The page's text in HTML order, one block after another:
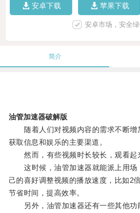
安卓下载 苹果下载
安卓市场，安全
简介
油管加速器破解版
随着人们对视频内容的需求不断增
获取信息和娱乐的主要渠道。
然而，有些视频时长较长，观看起
这时候，油管加速器就能派上用场
己的喜好调整视频的播放速度，比如2
节省时间，提高效率。
另外，油管加速器还有一些其他功